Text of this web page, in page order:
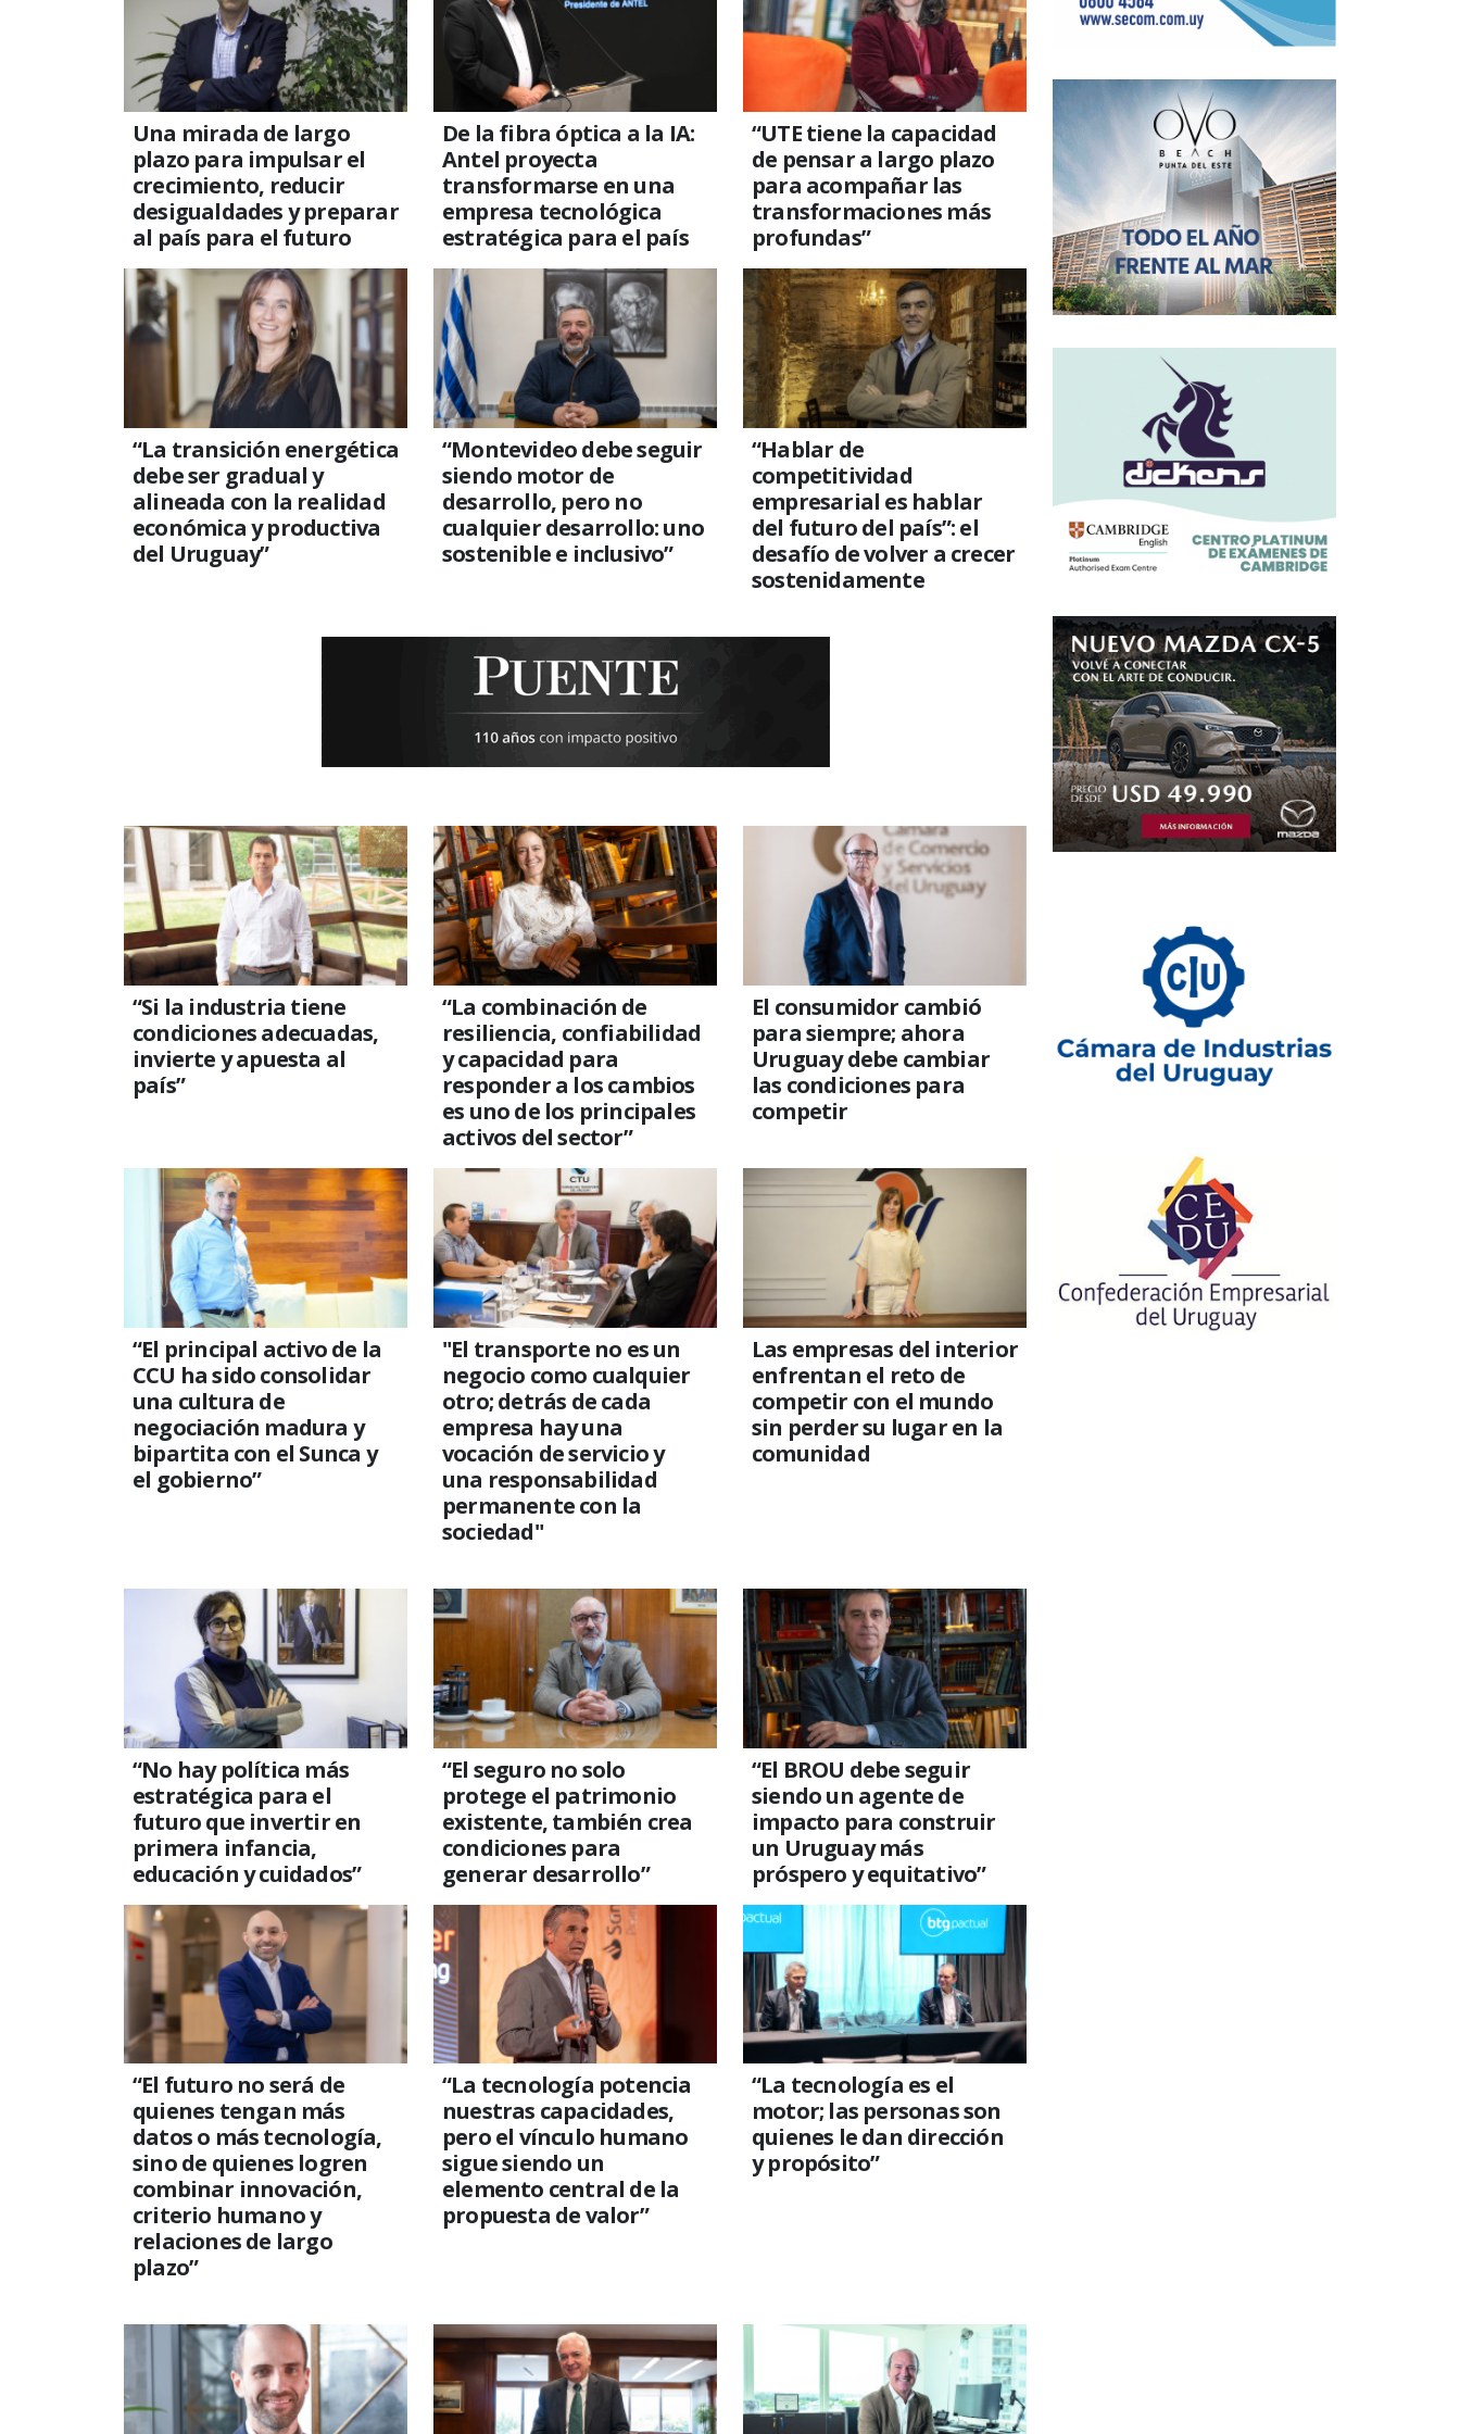
Una mirada de largo
plazo para impulsar el
crecimiento, reducir
desigualdades y preparar
al país para el futuro
De la fibra óptica a la IA:
Antel proyecta
transformarse en una
empresa tecnológica
estratégica para el país
“UTE tiene la capacidad
de pensar a largo plazo
para acompañar las
transformaciones más
profundas”
“La transición energética
debe ser gradual y
alineada con la realidad
económica y productiva
del Uruguay”
“Montevideo debe seguir
siendo motor de
desarrollo, pero no
cualquier desarrollo: uno
sostenible e inclusivo”
“Hablar de
competitividad
empresarial es hablar
del futuro del país”: el
desafío de volver a crecer
sostenidamente
“Si la industria tiene
condiciones adecuadas,
invierte y apuesta al
país”
“La combinación de
resiliencia, confiabilidad
y capacidad para
responder a los cambios
es uno de los principales
activos del sector”
El consumidor cambió
para siempre; ahora
Uruguay debe cambiar
las condiciones para
competir
“El principal activo de la
CCU ha sido consolidar
una cultura de
negociación madura y
bipartita con el Sunca y
el gobierno”
"El transporte no es un
negocio como cualquier
otro; detrás de cada
empresa hay una
vocación de servicio y
una responsabilidad
permanente con la
sociedad"
Las empresas del interior
enfrentan el reto de
competir con el mundo
sin perder su lugar en la
comunidad
“No hay política más
estratégica para el
futuro que invertir en
primera infancia,
educación y cuidados”
“El seguro no solo
protege el patrimonio
existente, también crea
condiciones para
generar desarrollo”
“El BROU debe seguir
siendo un agente de
impacto para construir
un Uruguay más
próspero y equitativo”
“El futuro no será de
quienes tengan más
datos o más tecnología,
sino de quienes logren
combinar innovación,
criterio humano y
relaciones de largo
plazo”
“La tecnología potencia
nuestras capacidades,
pero el vínculo humano
sigue siendo un
elemento central de la
propuesta de valor”
“La tecnología es el
motor; las personas son
quienes le dan dirección
y propósito”